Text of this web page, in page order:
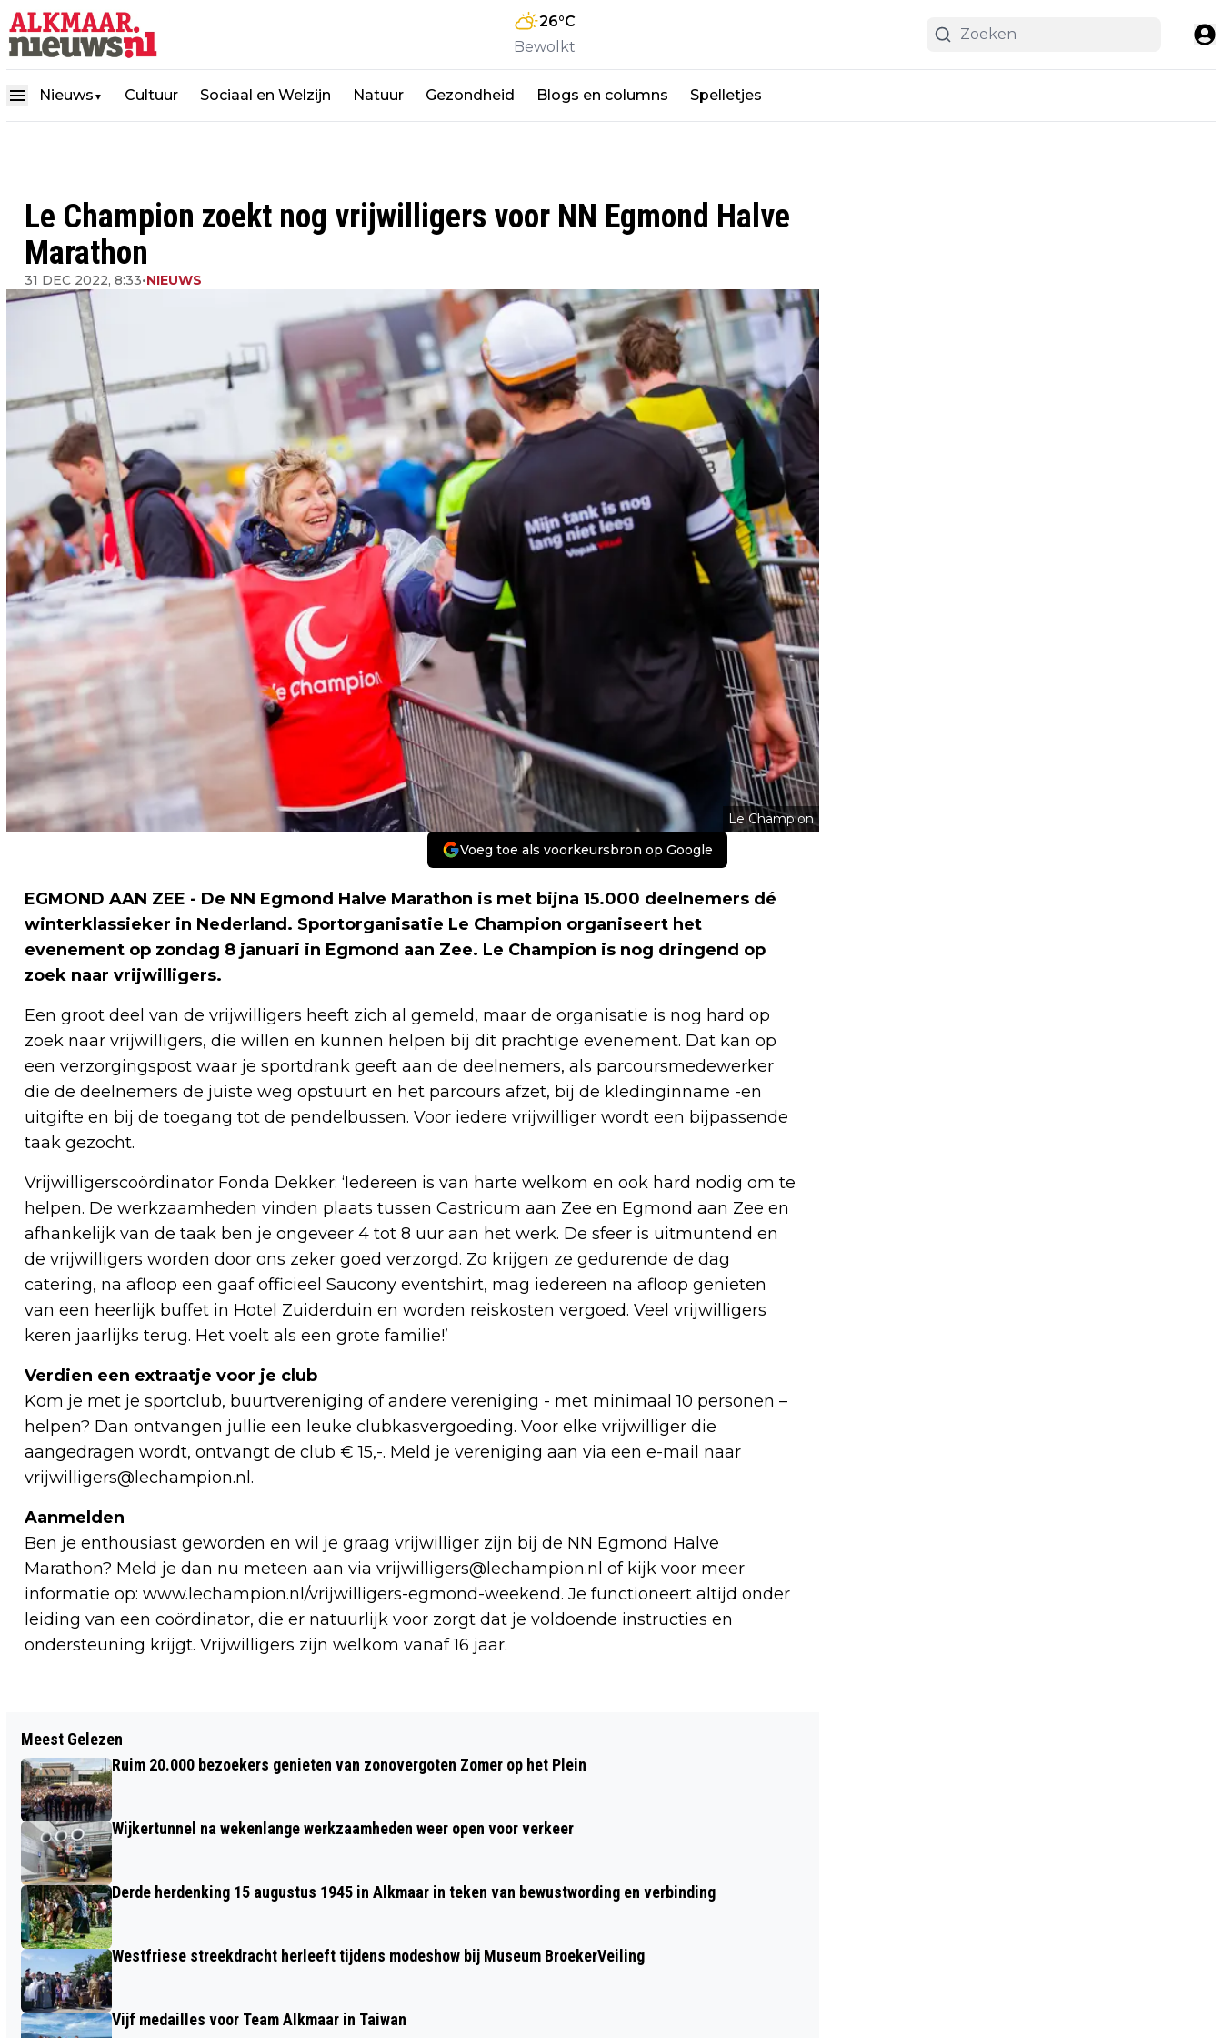
26°C
Bewolkt
Nieuws ▼ Cultuur Sociaal en Welzijn Natuur Gezondheid Blogs en columns Spelletjes
Le Champion zoekt nog vrijwilligers voor NN Egmond Halve
Marathon
31 DEC 2022, 8:33•NIEUWS
Le Champion
Voeg toe als voorkeursbron op Google
EGMOND AAN ZEE - De NN Egmond Halve Marathon is met bijna 15.000 deelnemers dé
winterklassieker in Nederland. Sportorganisatie Le Champion organiseert het
evenement op zondag 8 januari in Egmond aan Zee. Le Champion is nog dringend op
zoek naar vrijwilligers.
Een groot deel van de vrijwilligers heeft zich al gemeld, maar de organisatie is nog hard op
zoek naar vrijwilligers, die willen en kunnen helpen bij dit prachtige evenement. Dat kan op
een verzorgingspost waar je sportdrank geeft aan de deelnemers, als parcoursmedewerker
die de deelnemers de juiste weg opstuurt en het parcours afzet, bij de kledinginname -en
uitgifte en bij de toegang tot de pendelbussen. Voor iedere vrijwilliger wordt een bijpassende
taak gezocht.
Vrijwilligerscoördinator Fonda Dekker: ‘Iedereen is van harte welkom en ook hard nodig om te
helpen. De werkzaamheden vinden plaats tussen Castricum aan Zee en Egmond aan Zee en
afhankelijk van de taak ben je ongeveer 4 tot 8 uur aan het werk. De sfeer is uitmuntend en
de vrijwilligers worden door ons zeker goed verzorgd. Zo krijgen ze gedurende de dag
catering, na afloop een gaaf officieel Saucony eventshirt, mag iedereen na afloop genieten
van een heerlijk buffet in Hotel Zuiderduin en worden reiskosten vergoed. Veel vrijwilligers
keren jaarlijks terug. Het voelt als een grote familie!’
Verdien een extraatje voor je club
Kom je met je sportclub, buurtvereniging of andere vereniging - met minimaal 10 personen –
helpen? Dan ontvangen jullie een leuke clubkasvergoeding. Voor elke vrijwilliger die
aangedragen wordt, ontvangt de club € 15,-. Meld je vereniging aan via een e-mail naar
vrijwilligers@lechampion.nl .
Aanmelden
Ben je enthousiast geworden en wil je graag vrijwilliger zijn bij de NN Egmond Halve
Marathon? Meld je dan nu meteen aan via vrijwilligers@lechampion.nl of kijk voor meer
informatie op: www.lechampion.nl/vrijwilligers-egmond-weekend. Je functioneert altijd onder
leiding van een coördinator, die er natuurlijk voor zorgt dat je voldoende instructies en
ondersteuning krijgt. Vrijwilligers zijn welkom vanaf 16 jaar.
NIEUWE LICHTING ALKMAARSE EN
ZAANSE IMKERS KIJKT UIT NAAR MOOI
BIJENJAAR 2023!
OUDJAARSDAG; NIEUWJAARSDUIK BIJ
Meest Gelezen
Ruim 20.000 bezoekers genieten van zonovergoten Zomer op het Plein
Wijkertunnel na wekenlange werkzaamheden weer open voor verkeer
Derde herdenking 15 augustus 1945 in Alkmaar in teken van bewustwording en verbinding
Westfriese streekdracht herleeft tijdens modeshow bij Museum BroekerVeiling
Vijf medailles voor Team Alkmaar in Taiwan